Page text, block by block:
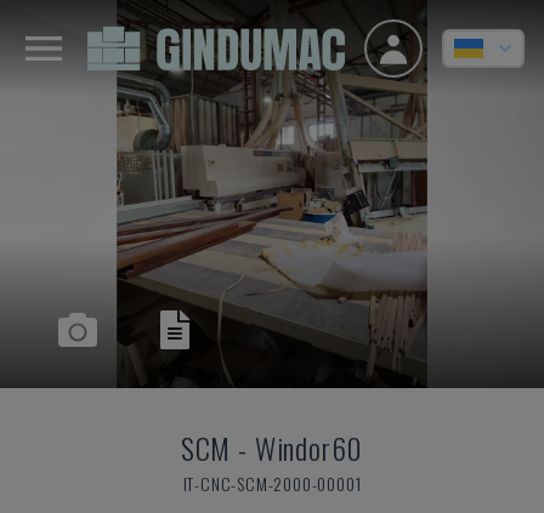
SCM - Windor60
IT-CNC-SCM-2000-00001